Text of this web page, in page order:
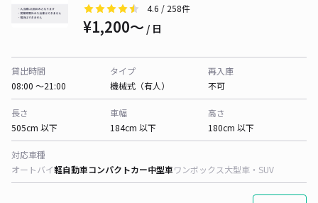
4.6 / 258件
¥1,200〜 / 日
貸出時間
08:00 〜21:00
タイプ
機械式（有人）
再入庫
不可
長さ
505cm 以下
車幅
184cm 以下
高さ
180cm 以下
対応車種
オートバイ軽自動車コンパクトカー中型車ワンボックス大型車・SUV